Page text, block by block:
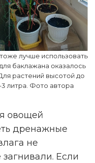
лучше использовать
баклажана оказалось
растений высотой до
литра. Фото автора
овощей
дренажные
не
Если